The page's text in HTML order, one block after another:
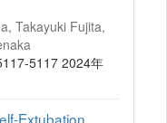
Takayuki Fujita,
5117 2024年
Extubation